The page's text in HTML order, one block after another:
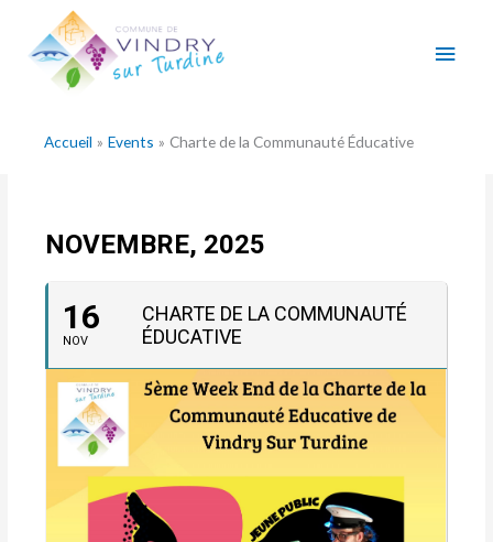
contenu
Accueil Events Charte de la Communauté Éducative
NOVEMBRE, 2025
16
NOV
CHARTE DE LA COMMUNAUTÉ
ÉDUCATIVE